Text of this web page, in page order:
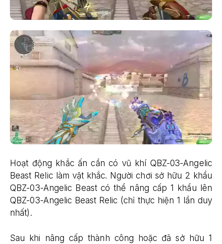
Hoạt động khắc ấn cần có vũ khí QBZ-03-Angelic
Beast Relic làm vật khắc. Người chơi sở hữu 2 khẩu
QBZ-03-Angelic Beast có thể nâng cấp 1 khẩu lên
QBZ-03-Angelic Beast Relic (chỉ thực hiện 1 lần duy
nhất).
Sau khi nâng cấp thành công hoặc đã sở hữu 1